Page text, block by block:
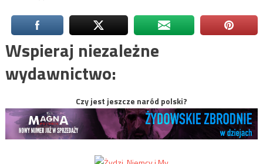
Wspieraj niezależne
wydawnictwo:
Czy jest jeszcze naród polski?